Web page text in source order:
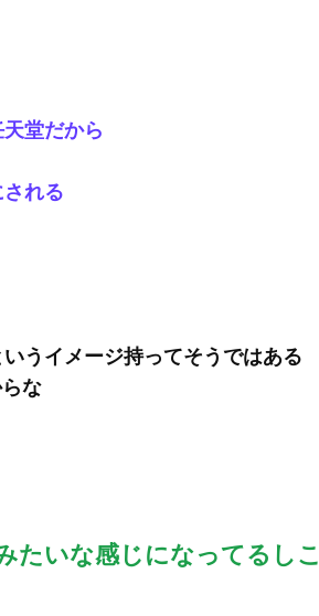
堂だから
れる
うイメージ持ってそうではある
な
たいな感じになってるしこ